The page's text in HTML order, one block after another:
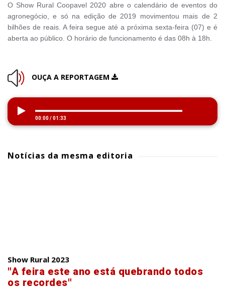
O Show Rural Coopavel 2020 abre o calendário de eventos do
agronegócio, e só na edição de 2019 movimentou mais de 2
bilhões de reais. A feira segue até a próxima sexta-feira (07) e é
aberta ao público. O horário de funcionamento é das 08h à 18h.
OUÇA A REPORTAGEM
00:00/01:33
Notícias da mesma editoria
Show Rural 2023
"A feira este ano está quebrando todos
os recordes"